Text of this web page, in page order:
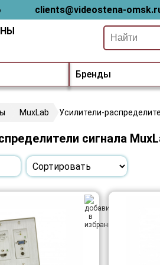
clients@videostena-
Бренды
MuxLab Усилители-
сигнала